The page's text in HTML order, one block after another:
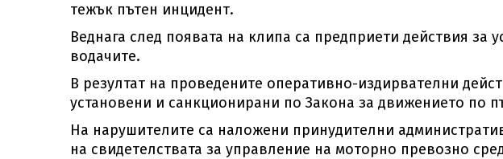
тежък пътен инцидент.
Веднага след появата на клипа са предприети действия за
водачите.
В резултат на проведените оперативно-издирвателни
установени и санкционирани по Закона за движението по
На нарушителите са наложени принудителни
на свидетелствата за управление на моторно превозно